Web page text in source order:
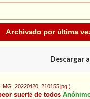
Archivado por última
Descargar
, IMG_20220420_210155.jpg )
suerte de todos